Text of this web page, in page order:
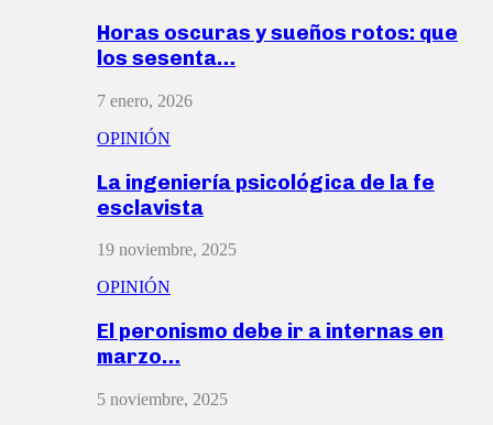
Horas oscuras y sueños rotos: que
los sesenta…
7 enero, 2026
OPINIÓN
La ingeniería psicológica de la fe
esclavista
19 noviembre, 2025
OPINIÓN
El peronismo debe ir a internas en
marzo…
5 noviembre, 2025